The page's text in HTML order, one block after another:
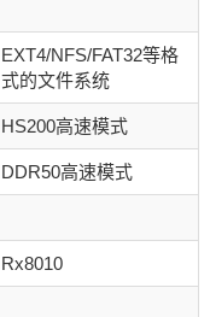
EXT4/NFS/FAT32等格
式的文件系统
HS200高速模式
DDR50高速模式
Rx8010